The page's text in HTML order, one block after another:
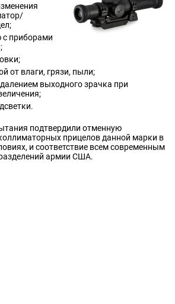
с приборами
от влаги, грязи, пыли;
выходного зрачка при
подтвердили отменную
прицелов данной марки в
и соответствие всем современным
армии США.